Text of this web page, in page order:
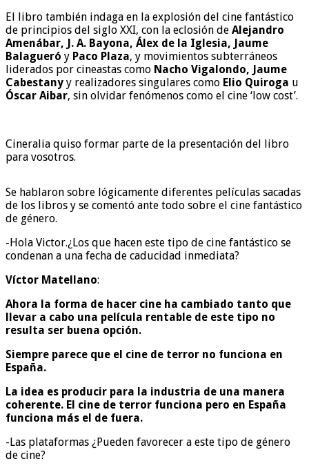
El libro también indaga en la explosión del cine fantástico
de principios del siglo XXI, con la eclosión de Alejandro
Amenábar, J. A. Bayona, Álex de la Iglesia, Jaume
Balagueró y Paco Plaza, y movimientos subterráneos
liderados por cineastas como Nacho Vigalondo, Jaume
Cabestany y realizadores singulares como Elio Quiroga u
Óscar Aibar, sin olvidar fenómenos como el cine ‘low cost’.
Cineralia quiso formar parte de la presentación del libro
para vosotros.
Se hablaron sobre lógicamente diferentes películas sacadas
de los libros y se comentó ante todo sobre el cine fantástico
de género.
-Hola Victor.¿Los que hacen este tipo de cine fantástico se
condenan a una fecha de caducidad inmediata?
Víctor Matellano:
Ahora la forma de hacer cine ha cambiado tanto que
llevar a cabo una película rentable de este tipo no
resulta ser buena opción.
Siempre parece que el cine de terror no funciona en
España.
La idea es producir para la industria de una manera
coherente. El cine de terror funciona pero en España
funciona más el de fuera.
-Las plataformas ¿Pueden favorecer a este tipo de género
de cine?